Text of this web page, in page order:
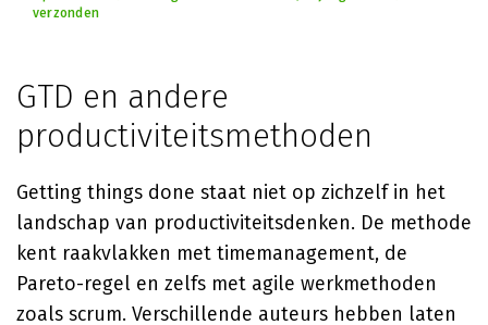
verzonden
GTD en andere
productiviteitsmethoden
Getting things done staat niet op zichzelf in het
landschap van productiviteitsdenken. De methode
kent raakvlakken met timemanagement, de
Pareto-regel en zelfs met agile werkmethoden
zoals scrum. Verschillende auteurs hebben laten